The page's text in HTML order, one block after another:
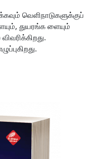
வெளிநாடுகளுக்குப்
துயரங்க ளையும்